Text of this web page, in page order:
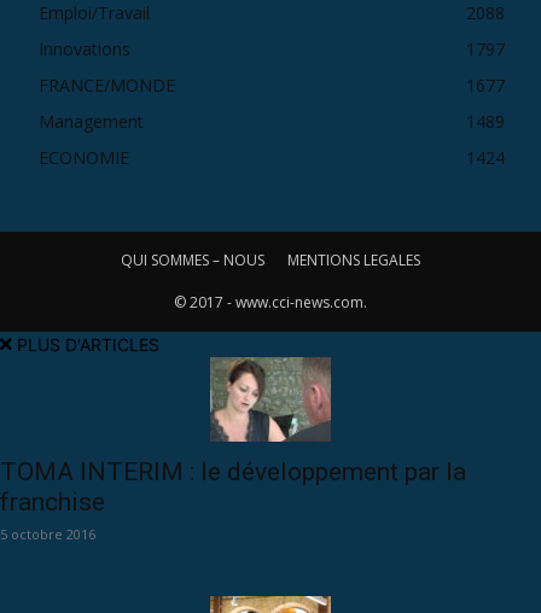
Emploi/Travail
2088
Innovations
1797
FRANCE/MONDE
1677
Management
1489
ECONOMIE
1424
QUI SOMMES – NOUS MENTIONS LEGALES
© 2017 - www.cci-news.com.
PLUS D'ARTICLES
TOMA INTERIM : le développement par la
franchise
5 octobre 2016